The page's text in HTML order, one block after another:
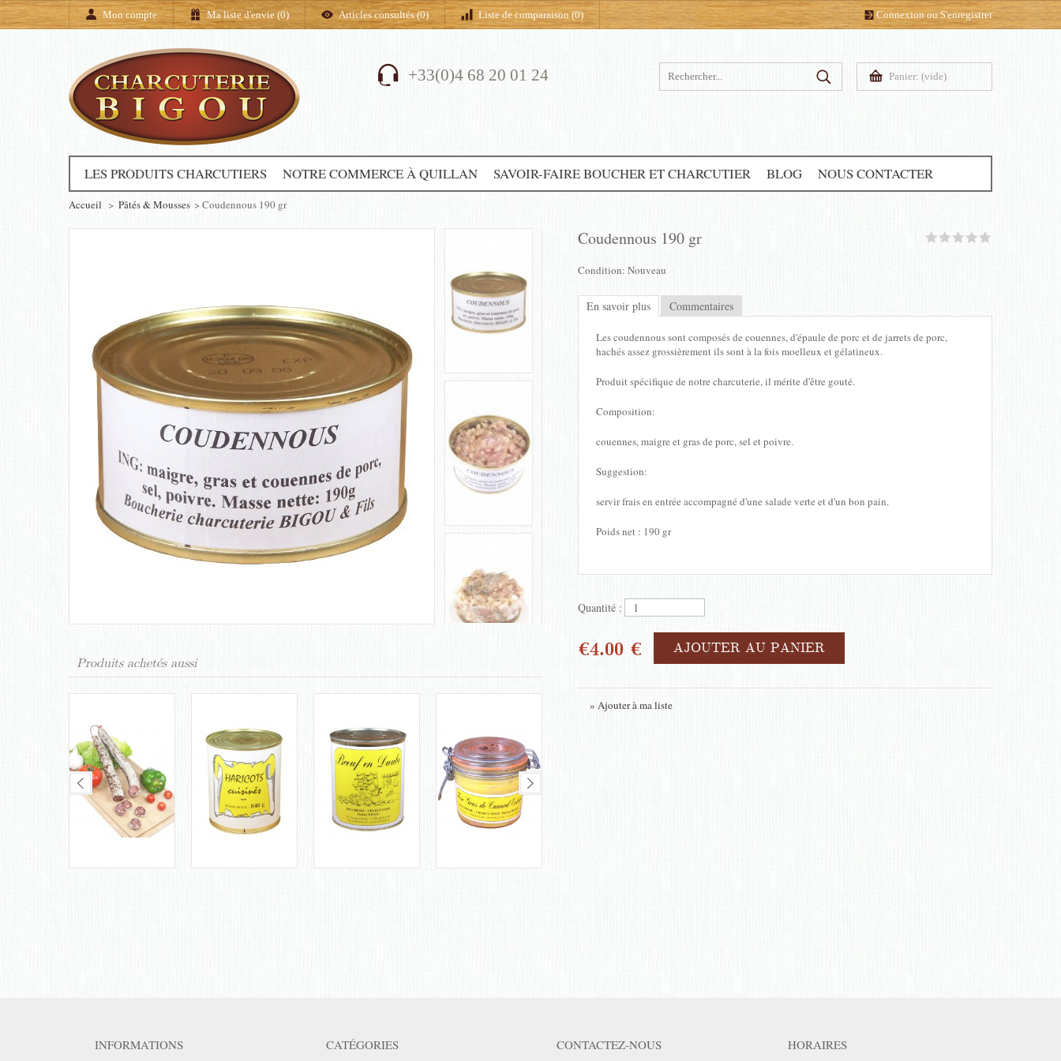
Mon compte Ma liste d'envie (0) Articles consultés(0) Liste de comparaison (0) Connexion ou S'enregistrer
Panier: (vide)
+33(0)4 68 20 01 24
LES PRODUITS CHARCUTIERS NOTRE COMMERCE À QUILLAN SAVOIR-FAIRE BOUCHER ET CHARCUTIER BLOG NOUS CONTACTER
Accueil > Pâtés & Mousses >Coudennous 190 gr
Produits achetés aussi
Coudennous 190 gr
Condition: Nouveau
En savoir plus Commentaires
Les coudennous sont composés de couennes, d'épaule de porc et de jarrets de porc,
hachés assez grossièrement ils sont à la fois moelleux et gélatineux.
Produit spécifique de notre charcuterie, il mérite d'être gouté.
Composition:
couennes, maigre et gras de porc, sel et poivre.
Suggestion:
servir frais en entrée accompagné d'une salade verte et d'un bon pain.
Poids net : 190 gr
Quantité :
€4.00 € AJOUTER AU PANIER
» Ajouter à ma liste
INFORMATIONS CATÉGORIES CONTACTEZ-NOUS HORAIRES